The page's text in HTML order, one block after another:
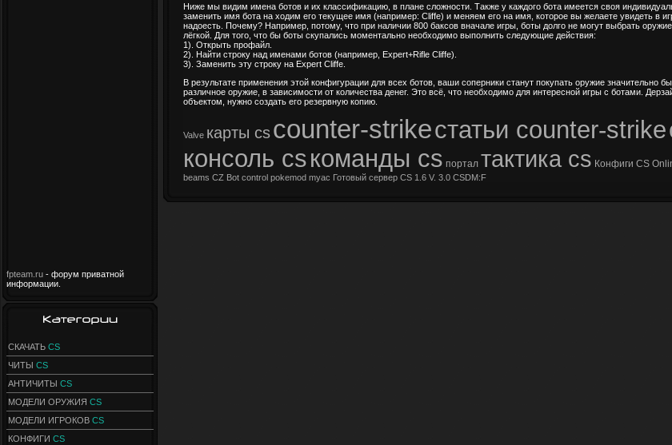
fpteam.ru - форум приватной
информации.
СКАЧАТЬ CS
ЧИТЫ CS
АНТИЧИТЫ CS
МОДЕЛИ ОРУЖИЯ CS
МОДЕЛИ ИГРОКОВ CS
КОНФИГИ CS
Ниже мы видим имена ботов и их классификацию, в плане сложности. Также у каждого бота имеется своя
заменить имя бота на ходим его текущее имя (например: Cliffe) и меняем его на имя, которое вы желаете увидеть в
надоесть. Почему? Например, потому, что при наличии 800 баксов вначале игры, боты долго не могут выбрать
лёгкой. Для того, что бы боты скупались моментально необходимо выполнить следующие действия:
1). Открыть профайл.
2). Найти строку над именами ботов (например, Expert+Rifle Cliffe).
3). Заменить эту строку на Expert Cliffe.
В результате применения этой конфигурации для всех ботов, ваши соперники станут покупать оружие значительно
различное оружие, в зависимости от количества денег. Это всё, что необходимо для интересной игры с ботами.
объектом, нужно создать его резервную копию.
Valve карты cscounter-strikeстатьи counter-strike
консоль csкоманды cs портал тактика cs Конфиги CS
beams CZ Bot control pokemod myac Готовый сервер CS 1.6 V. 3.0 CSDM:F